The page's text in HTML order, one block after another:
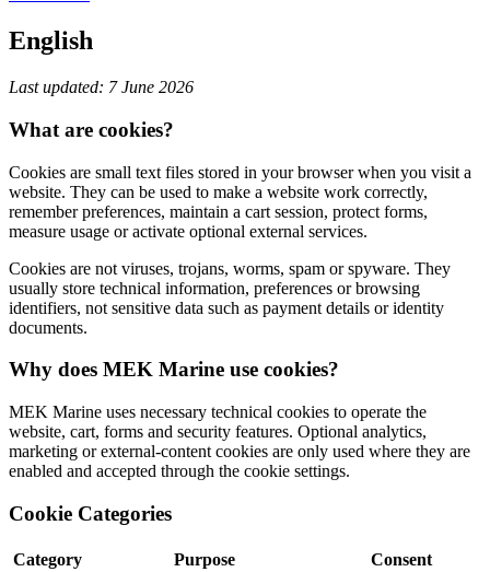
English
Last updated: 7 June 2026
What are cookies?
Cookies are small text files stored in your browser when you visit a
website. They can be used to make a website work correctly,
remember preferences, maintain a cart session, protect forms,
measure usage or activate optional external services.
Cookies are not viruses, trojans, worms, spam or spyware. They
usually store technical information, preferences or browsing
identifiers, not sensitive data such as payment details or identity
documents.
Why does MEK Marine use cookies?
MEK Marine uses necessary technical cookies to operate the
website, cart, forms and security features. Optional analytics,
marketing or external-content cookies are only used where they are
enabled and accepted through the cookie settings.
Cookie Categories
Category Purpose
Consent